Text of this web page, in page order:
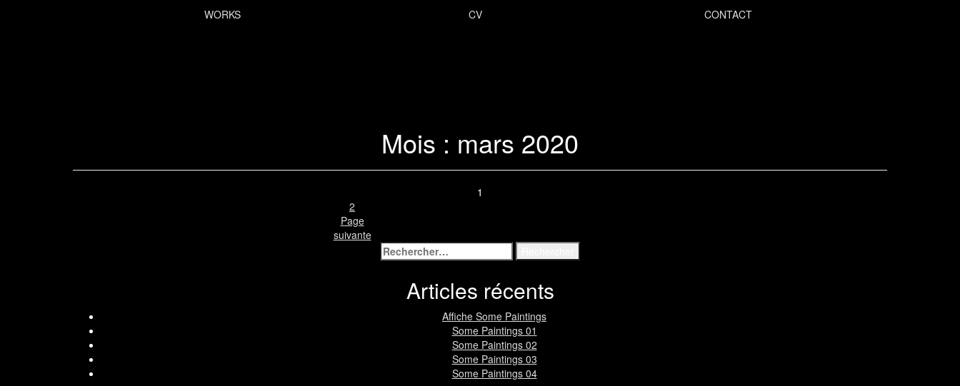
WORKS CV CONTACT
Mois : mars 2020
1
2
Page
suivante
Articles récents
Affiche Some Paintings
Some Paintings 01
Some Paintings 02
Some Paintings 03
Some Paintings 04